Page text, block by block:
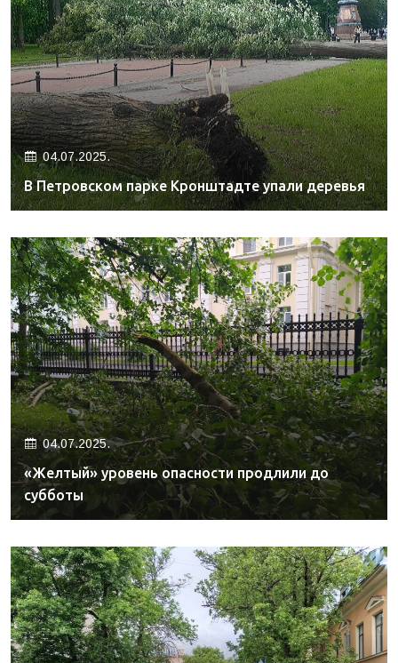
04.07.2025.
В Петровском парке Кронштадте упали деревья
04.07.2025.
«Желтый» уровень опасности продлили до
субботы